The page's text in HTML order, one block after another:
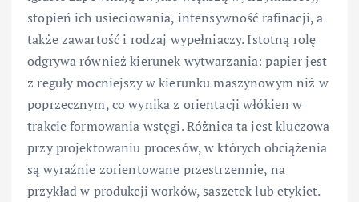
stopień ich usieciowania, intensywność rafinacji, a
także zawartość i rodzaj wypełniaczy. Istotną rolę
odgrywa również kierunek wytwarzania: papier jest
z reguły mocniejszy w kierunku maszynowym niż w
poprzecznym, co wynika z orientacji włókien w
trakcie formowania wstęgi. Różnica ta jest kluczowa
przy projektowaniu procesów, w których obciążenia
są wyraźnie zorientowane przestrzennie, na
przykład w produkcji worków, saszetek lub etykiet.